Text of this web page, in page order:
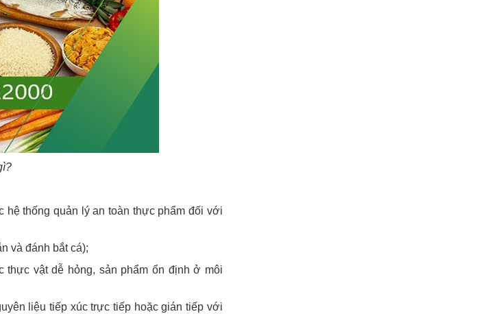
hệ thống quản lý an toàn thực phẩm đối với
và đánh bắt cá);
thực vật dễ hỏng, sản phẩm ổn định ở môi
liệu tiếp xúc trực tiếp hoặc gián tiếp với